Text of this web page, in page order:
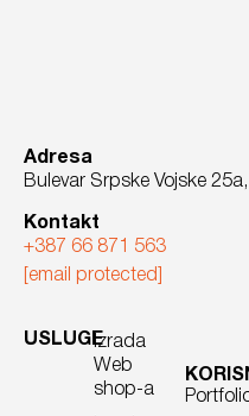
Adresa
Bulevar Srpske Vojske
Kontakt
+387 66 871 563
[email protected]
USLUGEIzrada
Web
shop-a